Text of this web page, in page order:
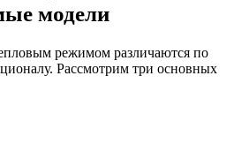
модели
режимом различаются по
Рассмотрим три основных